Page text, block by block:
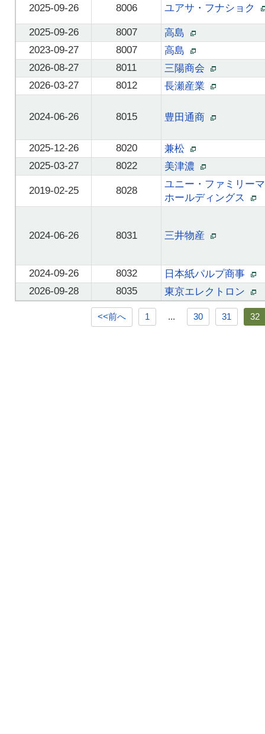
2025-09-26 8006 ユアサ・フナショク
2025-09-26 8007
高島
2023-09-27
8007
高島
2026-08-27
8011
三陽商会
2026-03-27
8012 長瀬産業
2024-06-26 8015 豊田通商
2025-12-26 8020
兼松
2025-03-27
8022 美津濃
2019-02-25 8028
ユニー・ファミリー
ホールディングス
2024-06-26 8031 三井物産
2024-09-26 8032
日本紙パルプ商事
2026-09-28
8035 東京エレクトロン
<<前へ 1 ... 30 31 32